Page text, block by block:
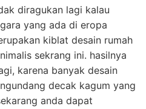
diragukan lagi kalau
yang ada di eropa
kiblat desain rumah
sekrang ini. hasilnya
karena banyak desain
decak kagum yang
anda dapat